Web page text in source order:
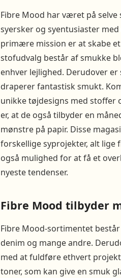
Fibre Mood har været på
syersker og syentusiaster
primære mission er at skabe
stofudvalg består af smukke
enhver lejlighed. Derudover
draperer fantastisk smukt.
unikke tøjdesigns med stoffer
er, at de også tilbyder en
mønstre på papir. Disse
forskellige syprojekter, alt lige
også mulighed for at få et
nyeste tendenser.
Fibre Mood tilbyder
Fibre Mood-sortimentet
denim og mange andre.
med at fuldføre ethvert
toner, som kan give en smuk